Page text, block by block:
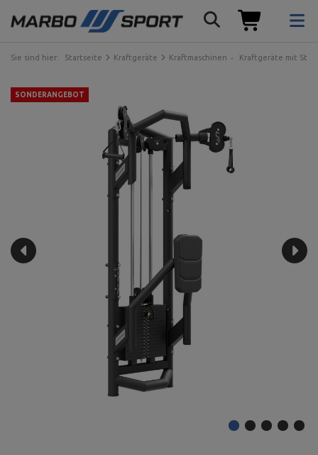
Sie sind hier: Startseite Kraftgeräte Kraftmaschinen Kraftgeräte mit
SONDERANGEBOT